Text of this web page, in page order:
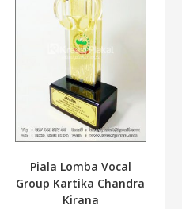
Piala Lomba Vocal
Group Kartika Chandra
Kirana